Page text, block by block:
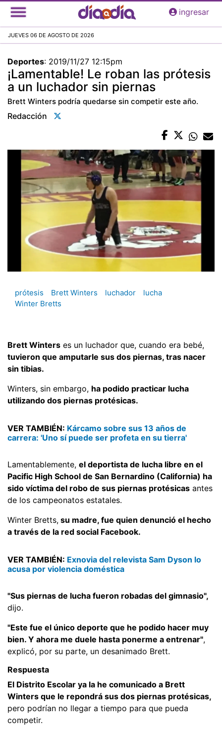
Pasar
al
principal
ingresar
JUEVES 06 DE AGOSTO DE 2026
Deportes: 2019/11/27 12:15pm
¡Lamentable! Le roban las prótesis
a un luchador sin piernas
Brett Winters podría quedarse sin competir este año.
Redacción
prótesis Brett Winters luchador
lucha
Winter Bretts
Brett Winters es un luchador que, cuando era bebé,
tuvieron que amputarle sus dos piernas, tras nacer
sin tibias.
Winters, sin embargo, ha podido practicar lucha
utilizando dos piernas protésicas.
VER TAMBIÉN: Kárcamo sobre sus 13 años de
carrera: 'Uno sí puede ser profeta en su tierra'
Lamentablemente, el deportista de lucha libre en el
Pacific High School de San Bernardino (California) ha
sido víctima del robo de sus piernas protésicas antes
de los campeonatos estatales.
Winter Bretts, su madre, fue quien denunció el hecho
a través de la red social Facebook.
VER TAMBIÉN: Exnovia del relevista Sam Dyson lo
acusa por violencia doméstica
"Sus piernas de lucha fueron robadas del gimnasio",
dijo.
"Este fue el único deporte que he podido hacer muy
bien. Y ahora me duele hasta ponerme a entrenar",
explicó, por su parte, un desanimado Brett.
Respuesta
El Distrito Escolar ya la he comunicado a Brett
Winters que le repondrá sus dos piernas protésicas,
pero podrían no llegar a tiempo para que pueda
competir.